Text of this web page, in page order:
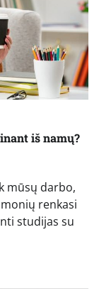
iš namų?
mūsų darbo,
renkasi
studijas su